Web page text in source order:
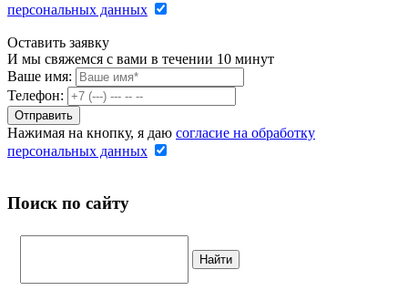
персональных данных
Оставить заявку
И мы свяжемся с вами в течении 10 минут
Ваше имя:
Телефон:
Нажимая на кнопку, я даю согласие на обработку
персональных данных
Поиск по сайту